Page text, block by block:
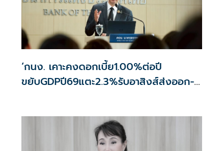
‘กนง. เคาะคงดอกเบี้ย1.00%ต่อปี
ขยับGDPปี69แตะ2.3%รับอาสิงส์ส่งออก-